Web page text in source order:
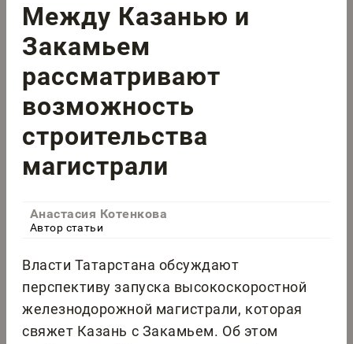
Между Казанью и
Закамьем
рассматривают
возможность
строительства
магистрали
Анастасия Котенкова
Автор статьи
Власти Татарстана обсуждают
перспективу запуска высокоскоростной
железнодорожной магистрали, которая
свяжет Казань с Закамьем. Об этом